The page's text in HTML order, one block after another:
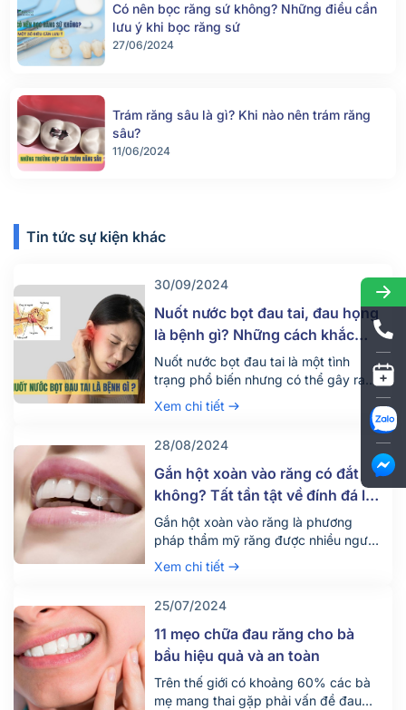
Có nên bọc răng sứ không? Những điều cần
lưu ý khi bọc răng sứ
27/06/2024
Trám răng sâu là gì? Khi nào nên trám răng
sâu?
11/06/2024
Tin tức sự kiện khác
30/09/2024
Nuốt nước bọt đau tai, đau họng
là bệnh gì? Những cách khắc
phục hiệu quả
Nuốt nước bọt đau tai là một tình
trạng phổ biến nhưng có thể gây ra
nhiều khó chịu và lo lắng cho người
mắc phải. Triệu chứng này có thể xuất
phát từ nhiều nguyên nhân khác nhau.
Cùng Nha khoa Parkway tìm hiểu rõ
hơn về nguyên nhân, dấu hiệu và cách
khắc […]
Xem chi tiết
28/08/2024
Gắn hột xoàn vào răng có đắt
không? Tất tần tật về đính đá lên
răng
Gắn hột xoàn vào răng là phương
pháp thẩm mỹ răng được nhiều người
ưa thích và áp dụng hiện nay. Vậy chi
phí cho hình thức này có đắt không và
Xem chi tiết
25/07/2024
11 mẹo chữa đau răng cho bà
bầu hiệu quả và an toàn
Trên thế giới có khoảng 60% các bà
mẹ mang thai gặp phải vấn đề đau